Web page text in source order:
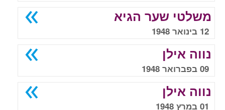
משלטי שער הגיא
12 בינואר 1948
נווה אילן
09 בפברואר 1948
נווה אילן
01 במרץ 1948